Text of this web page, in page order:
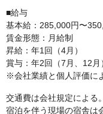
■給与
基本給：285,000円〜
賃金形態：月給制
昇給：年1回（4月）
賞与：年2回（7月、12
※会社業績と個人評価に
交通費は会社規定による。
宿泊を伴う現場の宿舎は